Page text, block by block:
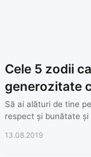
Cele 5 zodii
generozitate
Să ai alături de tine
respect și bunătate
13.08.2019